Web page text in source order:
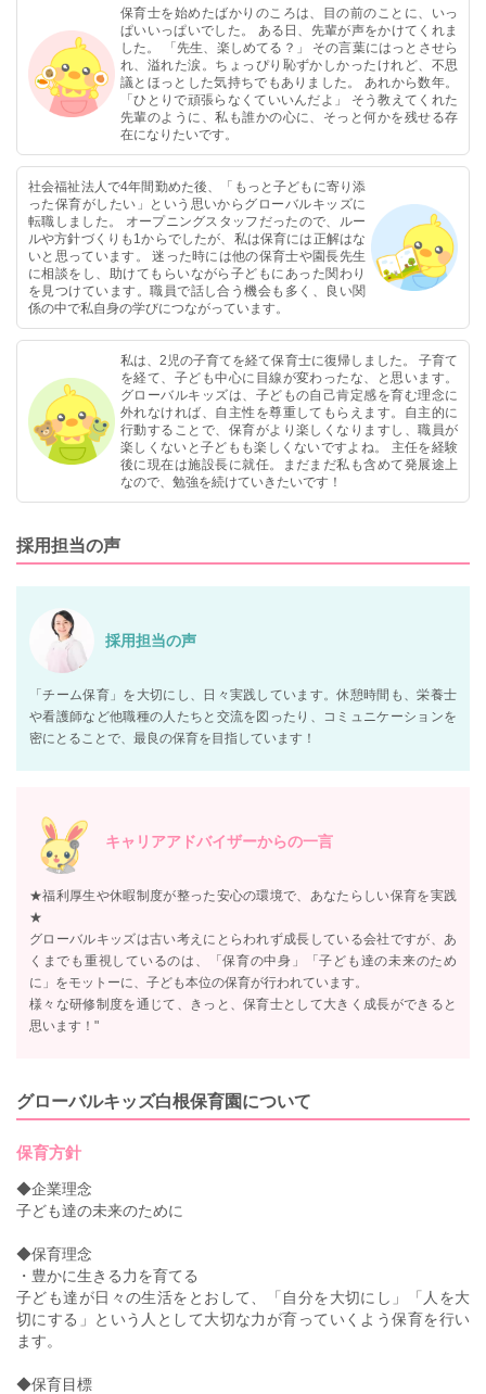
保育士を始めたばかりのころは、目の前のことに、いっ
ぱいいっぱいでした。 ある日、先輩が声をかけてくれま
した。 「先生、楽しめてる？」 その言葉にはっとさせら
れ、溢れた涙。ちょっぴり恥ずかしかったけれど、不思
議とほっとした気持ちでもありました。 あれから数年。
「ひとりで頑張らなくていいんだよ」 そう教えてくれた
先輩のように、私も誰かの心に、そっと何かを残せる存
在になりたいです。
社会福祉法人で4年間勤めた後、「もっと子どもに寄り添
った保育がしたい」という思いからグローバルキッズに
転職しました。 オープニングスタッフだったので、ルー
ルや方針づくりも1からでしたが、私は保育には正解はな
いと思っています。 迷った時には他の保育士や園長先生
に相談をし、助けてもらいながら子どもにあった関わり
を見つけています。職員で話し合う機会も多く、良い関
係の中で私自身の学びにつながっています。
私は、2児の子育てを経て保育士に復帰しました。 子育て
を経て、子ども中心に目線が変わったな、と思います。
グローバルキッズは、子どもの自己肯定感を育む理念に
外れなければ、自主性を尊重してもらえます。自主的に
行動することで、保育がより楽しくなりますし、職員が
楽しくないと子どもも楽しくないですよね。 主任を経験
後に現在は施設長に就任。まだまだ私も含めて発展途上
なので、勉強を続けていきたいです！
採用担当の声
採用担当の声
「チーム保育」を大切にし、日々実践しています。休憩時間も、栄養士
や看護師など他職種の人たちと交流を図ったり、コミュニケーションを
密にとることで、最良の保育を目指しています！
キャリアアドバイザーからの一言
★福利厚生や休暇制度が整った安心の環境で、あなたらしい保育を実践
★
グローバルキッズは古い考えにとらわれず成長している会社ですが、あ
くまでも重視しているのは、「保育の中身」「子ども達の未来のため
に」をモットーに、子ども本位の保育が行われています。
様々な研修制度を通じて、きっと、保育士として大きく成長ができると
思います！"
グローバルキッズ白根保育園について
保育方針
◆企業理念
子ども達の未来のために
◆保育理念
・豊かに生きる力を育てる
子ども達が日々の生活をとおして、「自分を大切にし」「人を大
切にする」という人として大切な力が育っていくよう保育を行い
ます。
◆保育目標